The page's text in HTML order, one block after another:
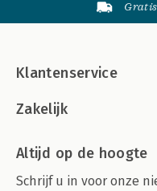
Klantenservice
Zakelijk
Altijd op de hoogte
Schrijf u in voor onze